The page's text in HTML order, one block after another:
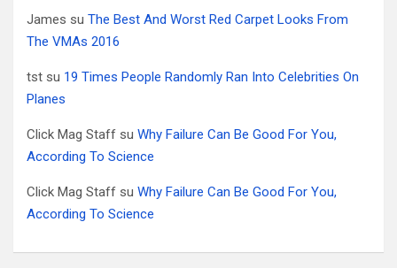
James su The Best And Worst Red Carpet Looks From
The VMAs 2016
tst su 19 Times People Randomly Ran Into Celebrities On
Planes
Click Mag Staff su Why Failure Can Be Good For You,
According To Science
Click Mag Staff su Why Failure Can Be Good For You,
According To Science